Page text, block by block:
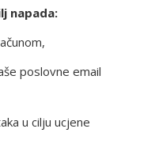
napada:
poslovne email
u cilju ucjene